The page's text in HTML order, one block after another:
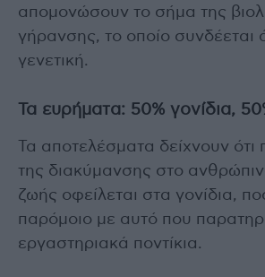
απομονώσουν το σήμα της
γήρανσης, το οποίο συνδέεται
γενετική.
Τα ευρήματα: 50% γονίδια,
Τα αποτελέσματα δείχνουν ότι
της διακύμανσης στο
ζωής οφείλεται στα γονίδια,
παρόμοιο με αυτό που
εργαστηριακά ποντίκια.